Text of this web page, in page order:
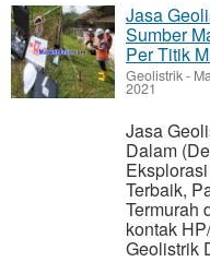
Jasa
Sumber
Per Titik
Geolistrik-
2021
Jasa
Dalam
Terbaik,
Termurah
kontak
Geolistrik